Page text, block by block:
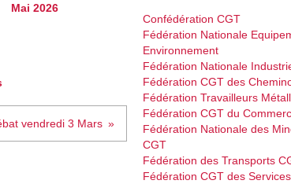
g
Mai 2026
vendredi 3 Mars
Confédération CGT
Fédération Nationale
Environnement
Fédération Nationale
Fédération CGT des
Fédération Travailleurs
Fédération CGT du
Fédération Nationale des
CGT
Fédération des Transports
Fédération CGT des